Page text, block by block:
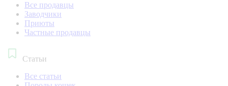
Все продавцы
Заводчики
Приюты
Частные продавцы
Статьи
Все статьи